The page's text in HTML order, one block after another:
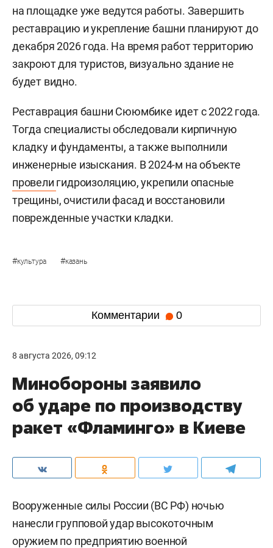
на площадке уже ведутся работы. Завершить
реставрацию и укрепление башни планируют до
декабря 2026 года. На время работ территорию
закроют для туристов, визуально здание не
будет видно.
Реставрация башни Сююмбике идет с 2022 года.
Тогда специалисты обследовали кирпичную
кладку и фундаменты, а также выполнили
инженерные изыскания. В 2024-м на объекте
провели гидроизоляцию, укрепили опасные
трещины, очистили фасад и восстановили
поврежденные участки кладки.
#культура #казань
Комментарии 0
8 августа 2026, 09:12
Минобороны заявило
об ударе по производству
ракет «Фламинго» в Киеве
Вооруженные силы России (ВС РФ) ночью
нанесли групповой удар высокоточным
оружием по предприятию военной